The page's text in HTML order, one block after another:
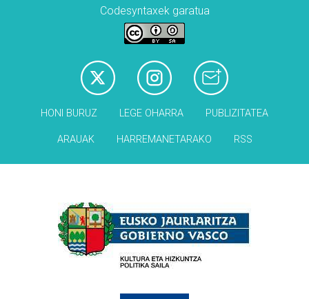
Codesyntaxek garatua
HONI BURUZ LEGE OHARRA PUBLIZITATEA
ARAUAK HARREMANETARAKO RSS